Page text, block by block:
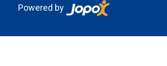
Powered by